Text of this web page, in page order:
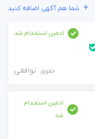
+ شما هم آگهی اضافه کنید
ادمین استخدام شد
حقوق توافقی
ادمین استخدام
شد